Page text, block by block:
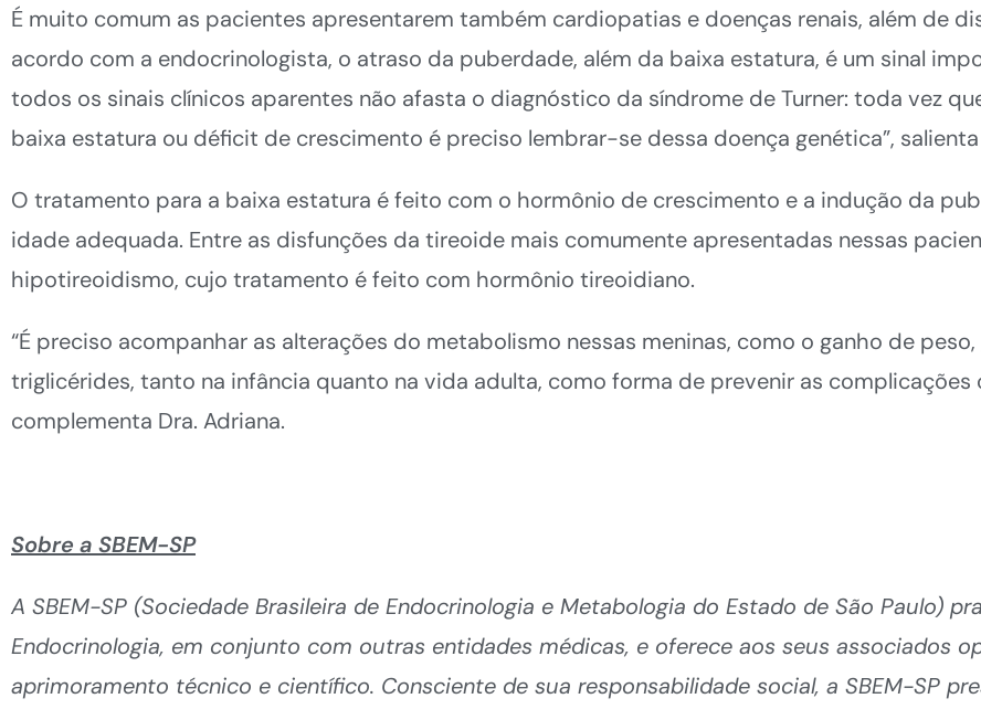
É muito comum as pacientes apresentarem também cardiopatias e doenças renais, além de
acordo com a endocrinologista, o atraso da puberdade, além da baixa estatura, é um sinal
todos os sinais clínicos aparentes não afasta o diagnóstico da síndrome de Turner: toda vez
baixa estatura ou déficit de crescimento é preciso lembrar-se dessa doença genética”,
O tratamento para a baixa estatura é feito com o hormônio de crescimento e a indução da
idade adequada. Entre as disfunções da tireoide mais comumente apresentadas nessas
hipotireoidismo, cujo tratamento é feito com hormônio tireoidiano.
“É preciso acompanhar as alterações do metabolismo nessas meninas, como o ganho de
triglicérides, tanto na infância quanto na vida adulta, como forma de prevenir as complicações
complementa Dra. Adriana.
Sobre a SBEM-SP
A SBEM-SP (Sociedade Brasileira de Endocrinologia e Metabologia do Estado de São Paulo)
Endocrinologia, em conjunto com outras entidades médicas, e oferece aos seus associados
aprimoramento técnico e científico. Consciente de sua responsabilidade social, a SBEM-SP